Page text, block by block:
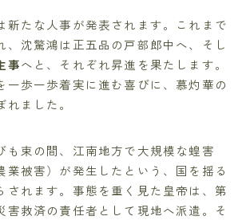
新たな人事が発表されます。これまで
、沈驚鴻は正五品の戸部郎中へ、そし
事へと、それぞれ昇進を果たします。
一歩一歩着実に進む喜びに、慕灼華の
ました。
も束の間、江南地方で大規模な蝗害
業被害）が発生したという、国を揺る
されます。事態を重く見た皇帝は、第
害救済の責任者として現地へ派遣。そ